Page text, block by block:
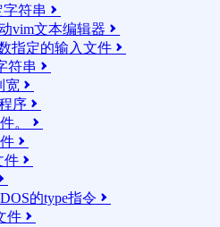
字符串 
vim文本编辑器 
指定的输入文件 
符串 
宽 
序 
。 

件 
的type指令 
件 